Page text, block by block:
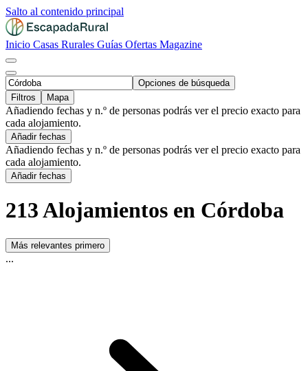
Salto al contenido principal
Inicio Casas Rurales Guías Ofertas Magazine
Opciones de búsqueda
Filtros
Mapa
Añadiendo fechas y n.º de personas podrás ver el precio exacto para
cada alojamiento.
Añadir fechas
Añadiendo fechas y n.º de personas podrás ver el precio exacto para
cada alojamiento.
Añadir fechas
213 Alojamientos en Córdoba
Más relevantes primero
...